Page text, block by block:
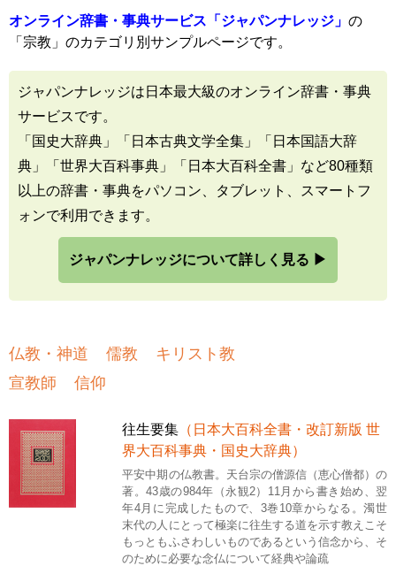
オンライン辞書・事典サービス「ジャパンナレッジ」 の
「宗教」のカテゴリ別サンプルページです。
ジャパンナレッジは日本最大級のオンライン辞書・事典
サービスです。
「国史大辞典」「日本古典文学全集」「日本国語大辞
典」「世界大百科事典」「日本大百科全書」など80種類
以上の辞書・事典をパソコン、タブレット、スマートフ
ォンで利用できます。
ジャパンナレッジについて詳しく見る ▶
仏教・神道 儒教
キリスト教
宣教師
信仰
往生要集 （日本大百科全書・改訂新版 世
界大百科事典・国史大辞典）
平安中期の仏教書。天台宗の僧源信（恵心僧都）の
著。43歳の984年（永観2）11月から書き始め、翌
年4月に完成したもので、3巻10章からなる。濁世
末代の人にとって極楽に往生する道を示す教えこそ
もっともふさわしいものであるという信念から、そ
のために必要な念仏について経典や論疏